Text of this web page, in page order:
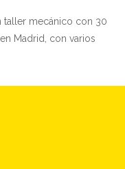
taller mecánico con 30
Madrid, con varios